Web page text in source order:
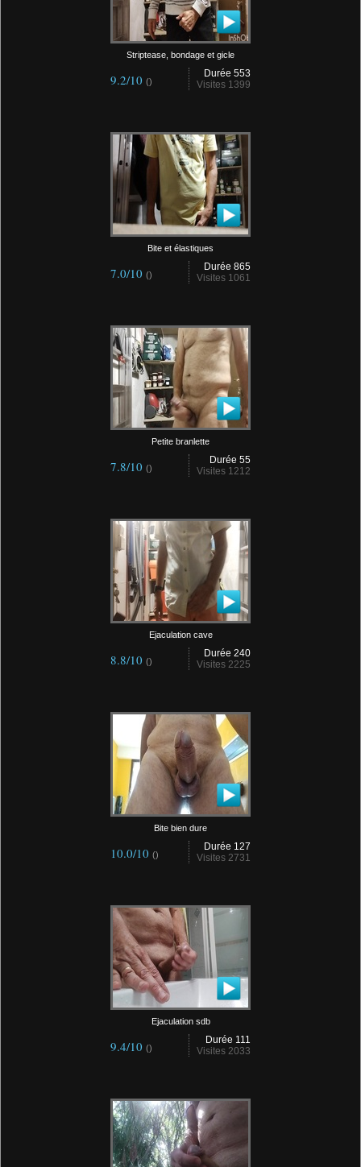
Striptease, bondage et gicle
Durée 553
Visites 1399
9.2/10 ()
Bite et élastiques
Durée 865
Visites 1061
7.0/10 ()
Petite branlette
Durée 55
Visites 1212
7.8/10 ()
Ejaculation cave
Durée 240
Visites 2225
8.8/10 ()
Bite bien dure
Durée 127
Visites 2731
10.0/10 ()
Ejaculation sdb
Durée 111
Visites 2033
9.4/10 ()